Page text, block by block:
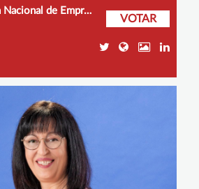
ANESE Asociación Nacional de Empresas de Servicios Energéticos
VOTAR